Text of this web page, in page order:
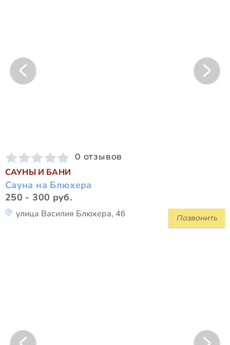
0 отзывов
САУНЫ И БАНИ
Сауна на Блюхера
250 - 300 руб.
Позвонить
улица Василия Блюхера, 4б